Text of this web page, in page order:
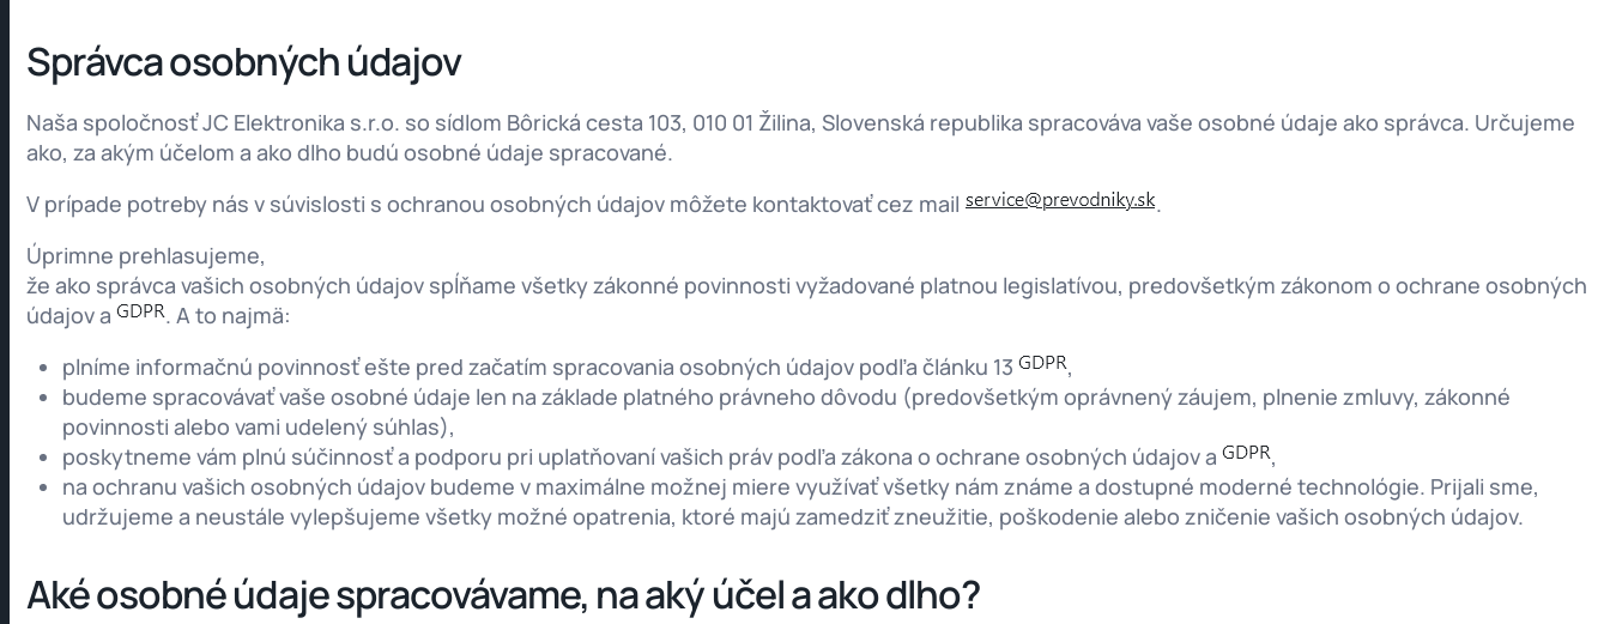
Správca osobných údajov
Naša spoločnosť JC Elektronika s.r.o. so sídlom Bôrická cesta 103, 010 01 Žilina, Slovenská republika spracováva vaše osobné údaje ako správca. Určujeme
ako, za akým účelom a ako dlho budú osobné údaje spracované.
V prípade potreby nás v súvislosti s ochranou osobných údajov môžete kontaktovať cez mail
.
Úprimne prehlasujeme,
že ako správca vašich osobných údajov spĺňame všetky zákonné povinnosti vyžadované platnou legislatívou, predovšetkým zákonom o ochrane osobných
údajov a
. A to najmä:
plníme informačnú povinnosť ešte pred začatím spracovania osobných údajov podľa článku 13
,
budeme spracovávať vaše osobné údaje len na základe platného právneho dôvodu (predovšetkým oprávnený záujem, plnenie zmluvy, zákonné
povinnosti alebo vami udelený súhlas),
poskytneme vám plnú súčinnosť a podporu pri uplatňovaní vašich práv podľa zákona o ochrane osobných údajov a
,
na ochranu vašich osobných údajov budeme v maximálne možnej miere využívať všetky nám známe a dostupné moderné technológie. Prijali sme,
udržujeme a neustále vylepšujeme všetky možné opatrenia, ktoré majú zamedziť zneužitie, poškodenie alebo zničenie vašich osobných údajov.
Aké osobné údaje spracovávame, na aký účel a ako dlho?